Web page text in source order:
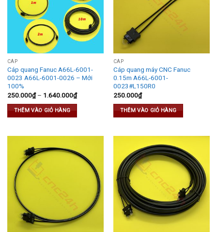
CÁP
Cáp quang Fanuc A66L-6001-
0023 A66L-6001-0026 – Mới
100%
250.000₫– 1.640.000₫
THÊM VÀO GIỎ HÀNG
CÁP
Cáp quang máy CNC Fanuc
0.15m A66L-6001-
0023#L150R0
250.000₫
THÊM VÀO GIỎ HÀNG